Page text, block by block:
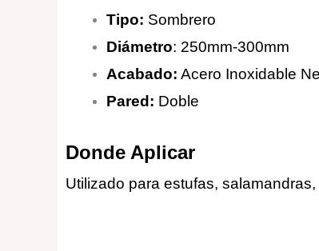
Tipo: Sombrero
Diámetro: 250mm-300mm
Acabado: Acero Inoxidable
Pared: Doble
Donde Aplicar
Utilizado para estufas,